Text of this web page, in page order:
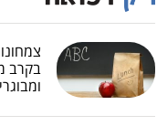
בקרב